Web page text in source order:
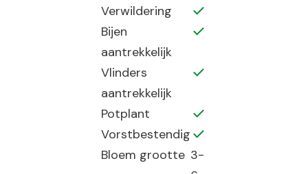
Verwildering
Bijen
aantrekkelijk
Vlinders
aantrekkelijk
Potplant
Vorstbestendig
Bloem grootte 3-